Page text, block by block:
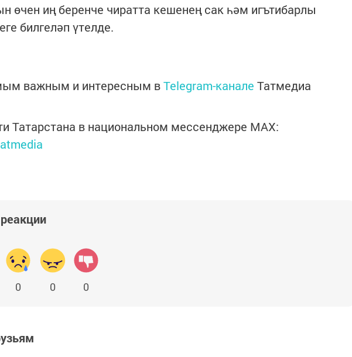
өчен иң беренче чиратта кешенең сак һәм игътибарлы
билгеләп үтелде.
важным и интересным вTelegram-канале Татмедиа
Татарстана в национальном мессенджере MАХ:
0 0 0